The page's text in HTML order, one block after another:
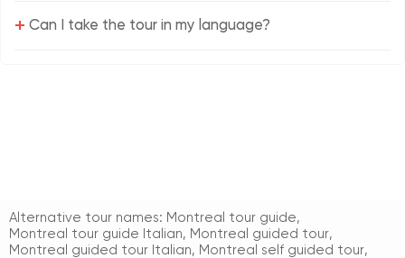
+ Can I take the tour in my language?
Alternative tour names: Montreal tour guide,
Montreal tour guide Italian, Montreal guided tour,
Montreal guided tour Italian, Montreal self guided tour,